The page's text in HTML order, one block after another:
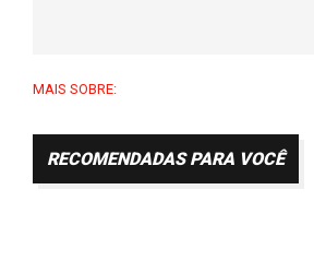
MAIS SOBRE:
RECOMENDADAS PARA VOCÊ